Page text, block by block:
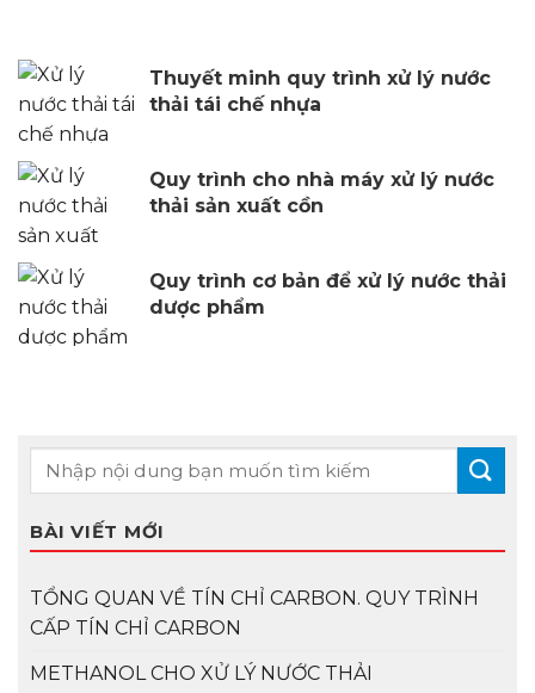
Thuyết minh quy trình xử lý nước
thải tái chế nhựa
Quy trình cho nhà máy xử lý nước
thải sản xuất cồn
Quy trình cơ bản để xử lý nước thải
dược phẩm
BÀI VIẾT MỚI
TỔNG QUAN VỀ TÍN CHỈ CARBON. QUY TRÌNH
CẤP TÍN CHỈ CARBON
METHANOL CHO XỬ LÝ NƯỚC THẢI